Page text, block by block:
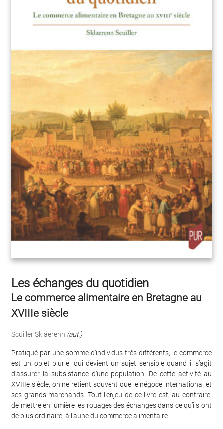
Les échanges du quotidien
Le commerce alimentaire en Bretagne au
XVIIIe siècle
Scuiller Sklaerenn (aut.)
Pratiqué par une somme d’individus très différents, le commerce
est un objet pluriel qui devient un sujet sensible quand il s’agit
d’assurer la subsistance d’une population. De cette activité au
XVIIIe siècle, on ne retient souvent que le négoce international et
ses grands marchands. Tout l’enjeu de ce livre est, au contraire,
de mettre en lumière les rouages des échanges dans ce qu’ils ont
de plus ordinaire, à l’aune du commerce alimentaire.